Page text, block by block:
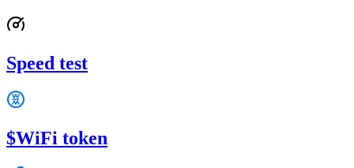
Speed test
$WiFi token